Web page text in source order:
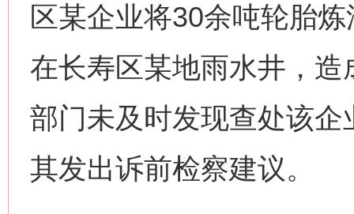
区某企业将30余吨轮胎
在长寿区某地雨水井，
部门未及时发现查处该
其发出诉前检察建议。